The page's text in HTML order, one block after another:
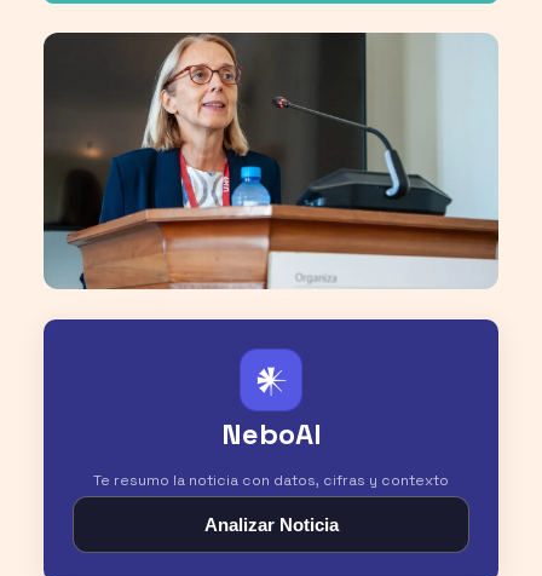
𒀭
NeboAI
Te resumo la noticia con datos, cifras y contexto
Analizar Noticia